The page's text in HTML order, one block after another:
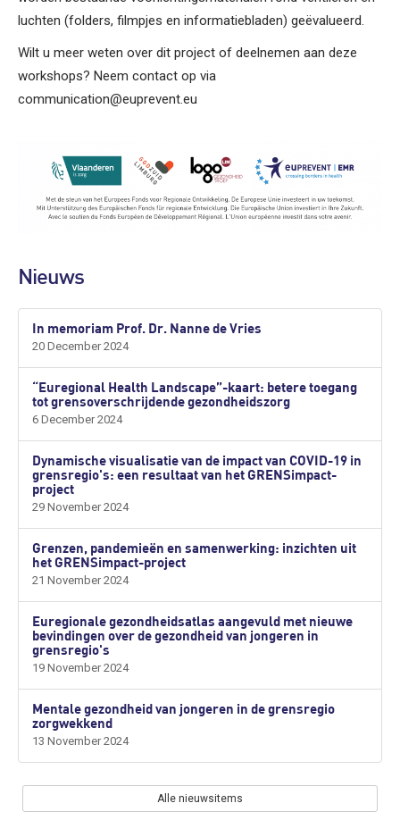
luchten (folders, filmpjes en informatiebladen) geëvalueerd.
Wilt u meer weten over dit project of deelnemen aan deze
workshops? Neem contact op via
communication@euprevent.eu
Nieuws
In memoriam Prof. Dr. Nanne de Vries
20 December 2024
“Euregional Health Landscape”-kaart: betere toegang
tot grensoverschrijdende gezondheidszorg
6 December 2024
Dynamische visualisatie van de impact van COVID-19 in
grensregio's: een resultaat van het GRENSimpact-
project
29 November 2024
Grenzen, pandemieën en samenwerking: inzichten uit
het GRENSimpact-project
21 November 2024
Euregionale gezondheidsatlas aangevuld met nieuwe
bevindingen over de gezondheid van jongeren in
grensregio's
19 November 2024
Mentale gezondheid van jongeren in de grensregio
zorgwekkend
13 November 2024
Alle nieuwsitems